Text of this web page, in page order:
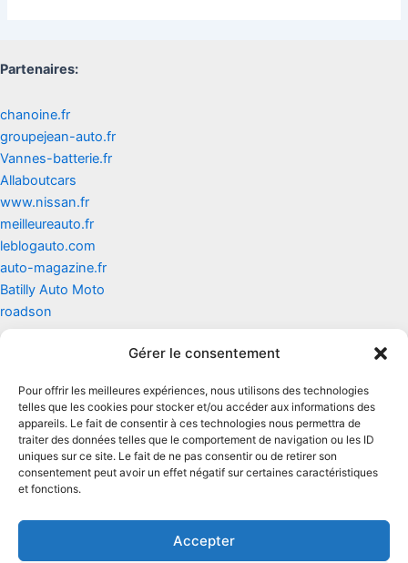
Gérer le consentement
Pour offrir les meilleures expériences, nous utilisons des technologies
telles que les cookies pour stocker et/ou accéder aux informations des
appareils. Le fait de consentir à ces technologies nous permettra de
traiter des données telles que le comportement de navigation ou les ID
uniques sur ce site. Le fait de ne pas consentir ou de retirer son
consentement peut avoir un effet négatif sur certaines caractéristiques
et fonctions.
Accepter
Partenaires:
chanoine.fr
groupejean-auto.fr
Vannes-batterie.fr
Allaboutcars
www.nissan.fr
meilleureauto.fr
leblogauto.com
auto-magazine.fr
Batilly Auto Moto
roadson
Mentions légales
Conditions générales d'utilisation
Conditions générales de vente
Politique de cookies
Politique de confidentialité